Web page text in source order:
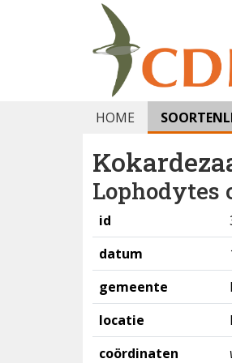
HOME
Lophodytes
id
datum
gemeente
locatie
coördinaten